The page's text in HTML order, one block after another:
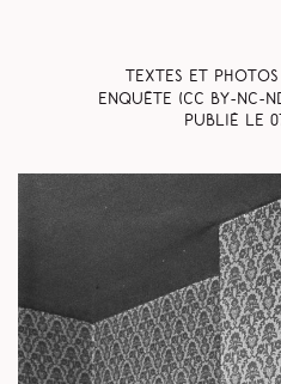
Textes et photos
Enquête (CC BY-NC-
Publié le